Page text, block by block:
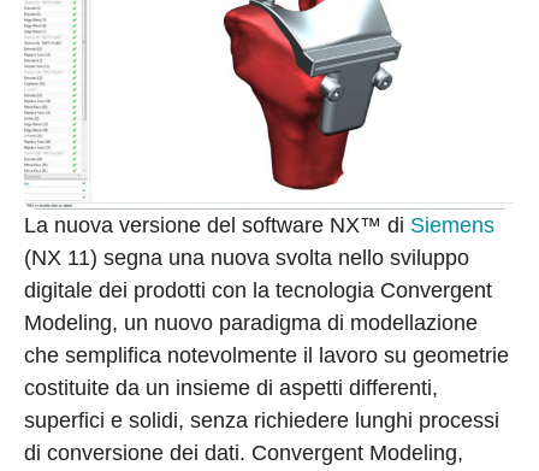
La nuova versione del software NX™ di Siemens
(NX 11) segna una nuova svolta nello sviluppo
digitale dei prodotti con la tecnologia Convergent
Modeling, un nuovo paradigma di modellazione
che semplifica notevolmente il lavoro su geometrie
costituite da un insieme di aspetti differenti,
superfici e solidi, senza richiedere lunghi processi
di conversione dei dati. Convergent Modeling,